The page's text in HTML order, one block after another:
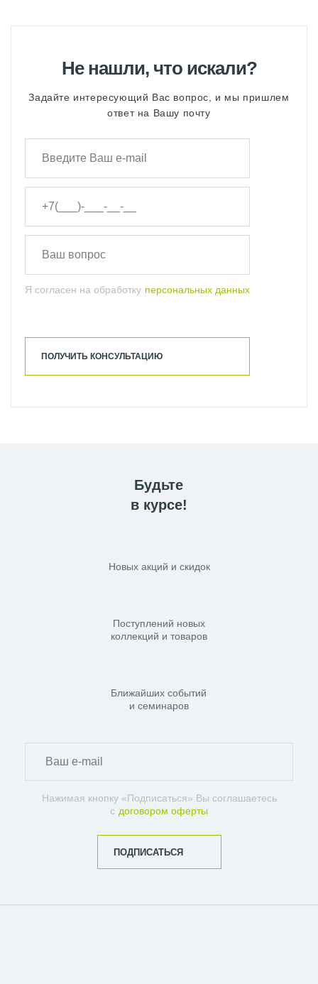
Не нашли, что искали?
Задайте интересующий Вас вопрос, и мы пришлем
ответ на Вашу почту
Я согласен на обработку персональных данных
ПОЛУЧИТЬ КОНСУЛЬТАЦИЮ
Будьте
в курсе!
Новых акций и скидок
Поступлений новых
коллекций и товаров
Ближайших событий
и семинаров
Нажимая кнопку «Подписаться» Вы соглашаетесь
с договором оферты
ПОДПИСАТЬСЯ